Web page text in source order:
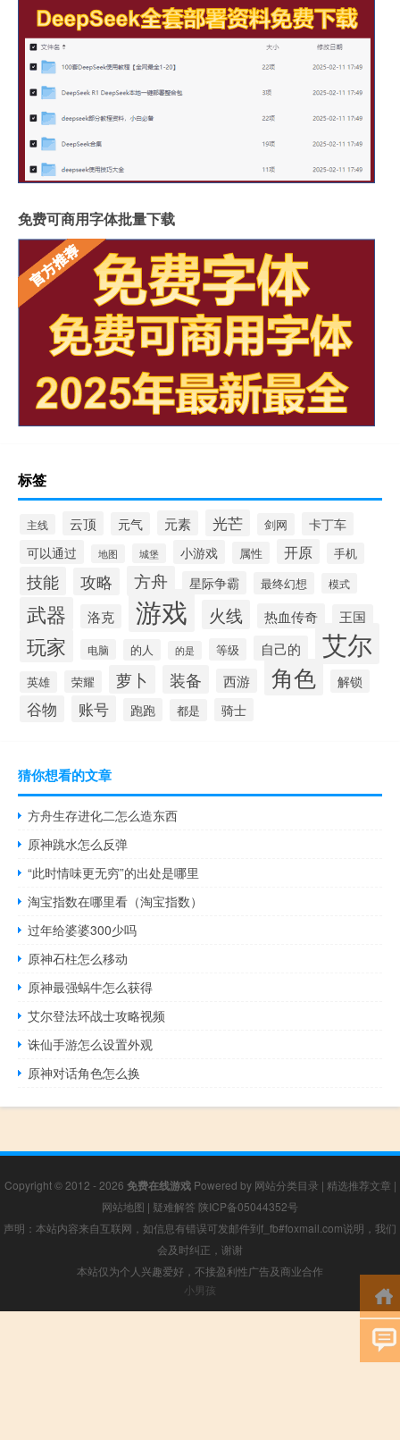
免费可商用字体批量下载
标签
主线 云顶 元气 元素 光芒 剑网 卡丁车
可以通过 地图 城堡 小游戏 属性 开原 手机
技能 攻略 方舟 星际争霸 最终幻想 模式
武器 洛克 游戏 火线 热血传奇 王国
玩家 电脑 的人 的是 等级 自己的 艾尔
英雄 荣耀 萝卜 装备 西游 角色 解锁
谷物 账号 跑跑 都是 骑士
猜你想看的文章
方舟生存进化二怎么造东西
原神跳水怎么反弹
“此时情味更无穷”的出处是哪里
淘宝指数在哪里看（淘宝指数）
过年给婆婆300少吗
原神石柱怎么移动
原神最强蜗牛怎么获得
艾尔登法环战士攻略视频
诛仙手游怎么设置外观
原神对话角色怎么换
Copyright © 2012 - 2026 免费在线游戏Powered by 网站分类目录 | 精选推荐文章 |
网站地图 | 疑难解答 陕ICP备05044352号
声明：本站内容来自互联网，如信息有错误可发邮件到f_fb#foxmail.com说明，我们
会及时纠正，谢谢
本站仅为个人兴趣爱好，不接盈利性广告及商业合作
小男孩